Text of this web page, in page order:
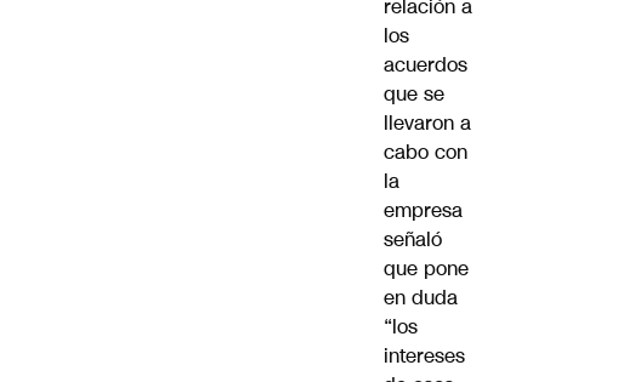
relación a
los
acuerdos
que se
llevaron a
cabo con
la
empresa
señaló
que pone
en duda
“los
intereses